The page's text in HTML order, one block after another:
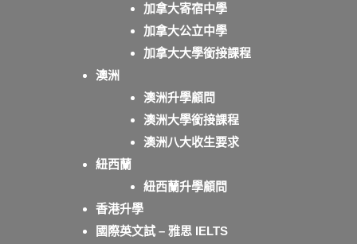
加拿大寄宿中學
加拿大公立中學
加拿大大學銜接課程
澳洲
澳洲升學顧問
澳洲大學銜接課程
澳洲八大收生要求
紐西蘭
紐西蘭升學顧問
香港升學
國際英文試 – 雅思 IELTS